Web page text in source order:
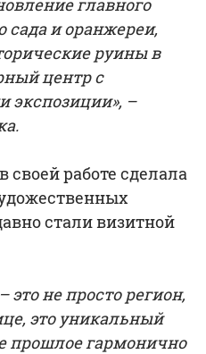
сада и оранжереи,
руины в
центр с
экспозиции», –
своей работе сделала
стали визитной
это не просто регион,
это уникальный
прошлое гармонично